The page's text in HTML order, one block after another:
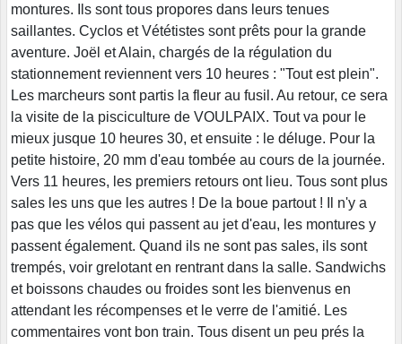
montures. Ils sont tous propores dans leurs tenues
saillantes. Cyclos et Vététistes sont prêts pour la grande
aventure. Joël et Alain, chargés de la régulation du
stationnement reviennent vers 10 heures : "Tout est plein".
Les marcheurs sont partis la fleur au fusil. Au retour, ce sera
la visite de la pisciculture de VOULPAIX. Tout va pour le
mieux jusque 10 heures 30, et ensuite : le déluge. Pour la
petite histoire, 20 mm d'eau tombée au cours de la journée.
Vers 11 heures, les premiers retours ont lieu. Tous sont plus
sales les uns que les autres ! De la boue partout ! Il n'y a
pas que les vélos qui passent au jet d'eau, les montures y
passent également. Quand ils ne sont pas sales, ils sont
trempés, voir grelotant en rentrant dans la salle. Sandwichs
et boissons chaudes ou froides sont les bienvenus en
attendant les récompenses et le verre de l'amitié. Les
commentaires vont bon train. Tous disent un peu prés la